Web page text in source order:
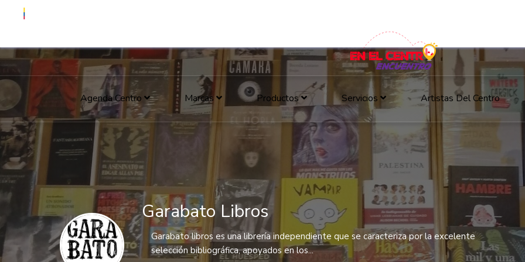
Agenda Centro Marcas Productos Servicios Artistas Del Centro
Garabato Libros
Garabato libros es una librería independiente que se caracteriza por la excelente
selección bibliográfica, apoyados en los...